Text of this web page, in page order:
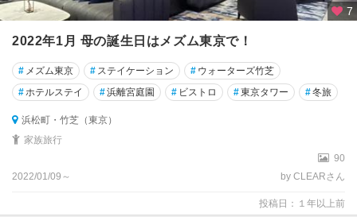
7
2022年1月 母の誕生日はメズム東京で！
# メズム東京 # ステイケーション # ウォーターズ竹芝
# ホテルステイ #浜離宮庭園 # ビストロ #東京タワー #冬旅
浜松町・竹芝（東京）
家族旅行
90
2022/01/09～
by CLEARさん
投稿日：１年以上前